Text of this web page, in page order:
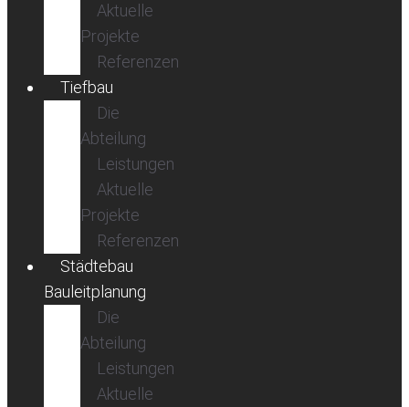
Aktuelle
Projekte
Referenzen
Tiefbau
Die
Abteilung
Leistungen
Aktuelle
Projekte
Referenzen
Städtebau
Bauleitplanung
Die
Abteilung
Leistungen
Aktuelle